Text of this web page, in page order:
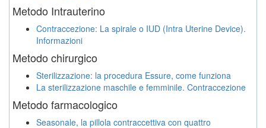
Metodo Intrauterino
Contraccezione: La spirale o IUD (Intra Uterine Device).
Informazioni
Metodo chirurgico
Sterilizzazione: la procedura Essure, come funziona
La sterilizzazione maschile e femminile. Contraccezione
Metodo farmacologico
Seasonale, la pillola contraccettiva con quattro